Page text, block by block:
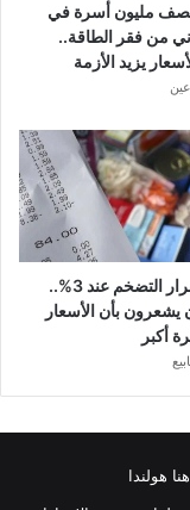
مليون أسرة في
من فقر الطاقة..
يزيد الأزمة
رغم استقرار التضخم عند 3%..
يشعرون بأن الأسعار
أكبر
هنا هولندا